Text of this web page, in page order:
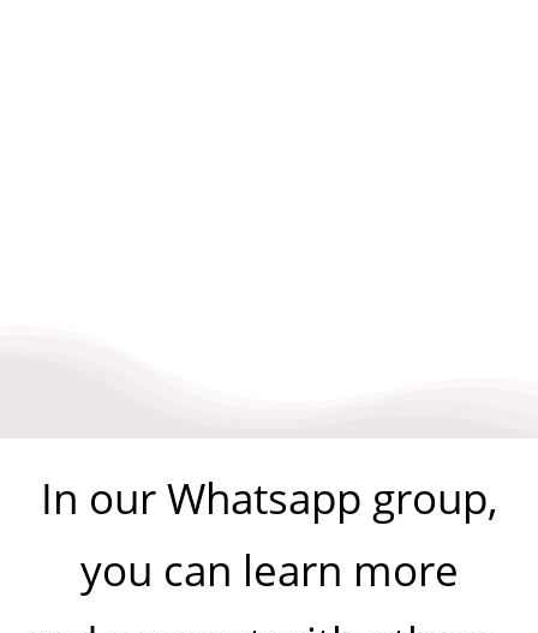
In our Whatsapp group,
you can learn more